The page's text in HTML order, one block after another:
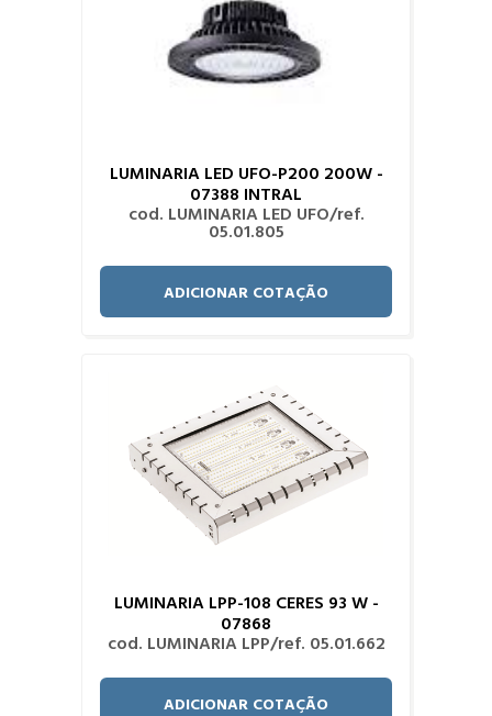
LUMINARIA LED UFO-P200 200W -
07388 INTRAL
cod. LUMINARIA LED UFO/ref.
05.01.805
ADICIONAR COTAÇÃO
LUMINARIA LPP-108 CERES 93 W -
07868
cod. LUMINARIA LPP/ref. 05.01.662
ADICIONAR COTAÇÃO